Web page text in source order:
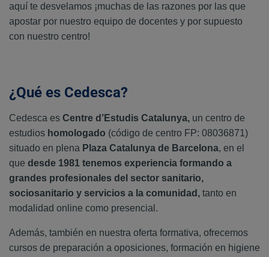
aquí te desvelamos ¡muchas de las razones por las que
apostar por nuestro equipo de docentes y por supuesto
con nuestro centro!
¿Qué es Cedesca?
Cedesca es Centre d’Estudis Catalunya, un centro de
estudios homologado (código de centro FP: 08036871)
situado en plena Plaza Catalunya de Barcelona, en el
que desde 1981 tenemos experiencia formando a
grandes profesionales del sector sanitario,
sociosanitario y servicios a la comunidad, tanto en
modalidad online como presencial.
Además, también en nuestra oferta formativa, ofrecemos
cursos de preparación a oposiciones, formación en higiene